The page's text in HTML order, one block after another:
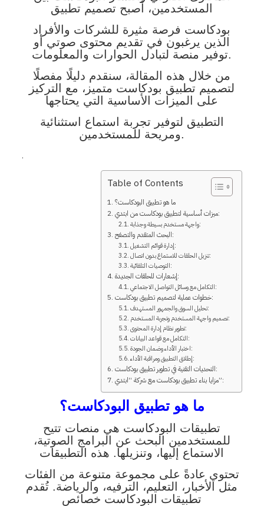
المستخدمين، أصبح تصميم تطبيق
بودكاست فرصة مثيرة للشركات والأفراد
الذين يرغبون في تقديم محتوى صوتي أو
توفير منصة لتبادل الحوارات والمعلومات.
من خلال هذه المقالة، سنقدم دليلًا مفصلًا
لتصميم تطبيق بودكاست متميز، مع التركيز
على الميزات الأساسية التي يحتاجها
التطبيق لتوفير تجربة استماع استثنائية
ومريحة للمستخدمين.
.
Table of Contents
ما هو تطبيق البودكاست؟
ميزات أساسية لتطبيق بودكاست من ابتدي:
واجهة مستخدم بسيطة وجذابة:
البحث المتقدم والتصفح:
إدارة قوائم التشغيل:
تنزيل الحلقات للاستماع بدون اتصال:
التوصيات التلقائية:
إشعارات للحلقات الجديدة:
التكامل مع وسائل التواصل الاجتماعي:
خطوات عملية لتصميم تطبيق بودكاست:
تحليل السوق والجمهور المستهدف:
تصميم واجهة المستخدم وتجربة المستخدم:
تطوير نظام إدارة المحتوى:
التكامل مع قواعد البيانات:
اختبار الأداء وضمان الجودة:
إطلاق التطبيق ومراقبة الأداء:
التحديات التقنية في تطوير تطبيق بودكاست:
مزايا بناء تطبيق بودكاست مع شركة “ابتدي”:
ما هو تطبيق البودكاست؟
تطبيقات البودكاست هي منصات تتيح
للمستخدمين البحث عن البرامج الصوتية،
الاستماع إليها، وتنزيلها. هذه التطبيقات
تحتوي عادةً على مجموعة متنوعة من الفئات
مثل الأخبار، التعليم، الترفيه، والرياضة. تُقدم
تطبيقات البودكاست خصائص